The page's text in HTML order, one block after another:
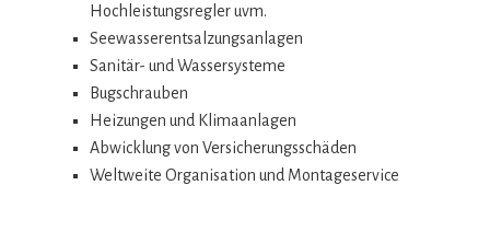
Hochleistungsregler uvm.
Seewasserentsalzungsanlagen
Sanitär- und Wassersysteme
Bugschrauben
Heizungen und Klimaanlagen
Abwicklung von Versicherungsschäden
Weltweite Organisation und Montageservice